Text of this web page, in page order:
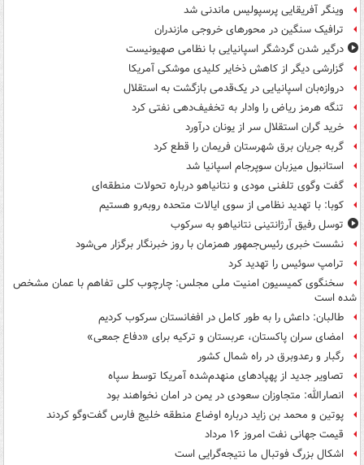
وینگر آفریقایی پرسپولیس ماندنی شد
ترافیک سنگین در محورهای خروجی مازندران
درگیر شدن گردشگر اسپانیایی با نظامی صهیونیست
گزارشی دیگر از کاهش ذخایر کلیدی موشکی آمریکا
دروازه‌بان اسپانیایی در یک‌قدمی بازگشت به استقلال
تنگه هرمز ریاض را وادار به تخفیف‌دهی نفتی کرد
خرید گران استقلال سر از یونان درآورد
گربه جریان برق شهرستان فریمان را قطع کرد
استانبول میزبان سوپرجام اسپانیا شد
گفت وگوی تلفنی مودی و نتانیاهو درباره تحولات منطقه‌ای
کوبا: با تهدید نظامی از سوی ایالات متحده روبه‌رو هستیم
توسل رفیق آرژانتینی نتانیاهو به سرکوب
نشست خبری رئیس‌جمهور همزمان با روز خبرنگار برگزار می‌شود
ترامپ سوئیس را تهدید کرد
سخنگوی کمیسیون امنیت ملی مجلس: چارچوب کلی تفاهم با عمان مشخص
شده است
طالبان: داعش را به طور کامل در افغانستان سرکوب کردیم
امضای سران پاکستان، عربستان و ترکیه برای «دفاع جمعی»
رگبار و رعدوبرق در راه شمال کشور
تصاویر جدید از پهپادهای منهدم‌شده آمریکا توسط سپاه
انصارالله: متجاوزان سعودی در یمن در امان نخواهند بود
پوتین و محمد بن زاید درباره اوضاع منطقه خلیج فارس گفت‌وگو کردند
قیمت جهانی نفت امروز ۱۶ مرداد
اشکال بزرگ فوتبال ما نتیجه‌گرایی است